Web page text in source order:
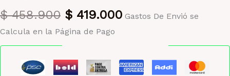
$458.900 El
precio
era:
$ 458.900.
$ 419.000El
es:
$ 419.000.
Gastos De Envió se
Calcula en la Página de Pago